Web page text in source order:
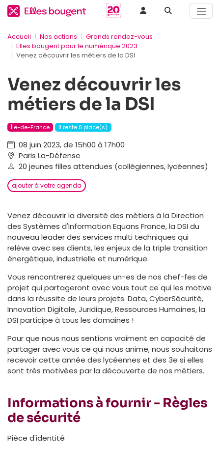
Accueil Nos actions
Grands rendez-vous
Elles bougent pour le numérique 2023
Venez découvrir les métiers de la DSI
Venez découvrir les
métiers de la DSI
Île-de-France Il reste 8 place(s)
08 juin 2023, de 15h00 à 17h00
Paris La-Défense
20 jeunes filles attendues (collégiennes, lycéennes)
ajouter à votre agenda
Venez découvrir la diversité des métiers à la Direction
des Systèmes d'Information Equans France, la DSI du
nouveau leader des services multi techniques qui
relève avec ses clients, les enjeux de la triple transition
énergétique, industrielle et numérique.
Vous rencontrerez quelques un-es de nos chef-fes de
projet qui partageront avec vous tout ce qui les motive
dans la réussite de leurs projets. Data, CyberSécurité,
Innovation Digitale, Juridique, Ressources Humaines, la
DSI participe à tous les domaines !
Pour que nous nous sentions vraiment en capacité de
partager avec vous ce qui nous anime, nous souhaitons
recevoir cette année des lycéennes et des 3e si elles
sont très motivées par la découverte de nos métiers.
Informations à fournir - Règles
de sécurité
Pièce d'identité